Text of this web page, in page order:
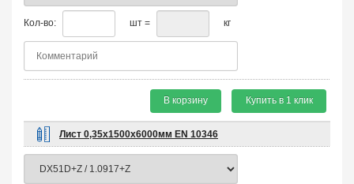
Кол-во: шт = кг
В корзину Купить в 1 клик
Лист 0,35х1500х6000мм EN 10346